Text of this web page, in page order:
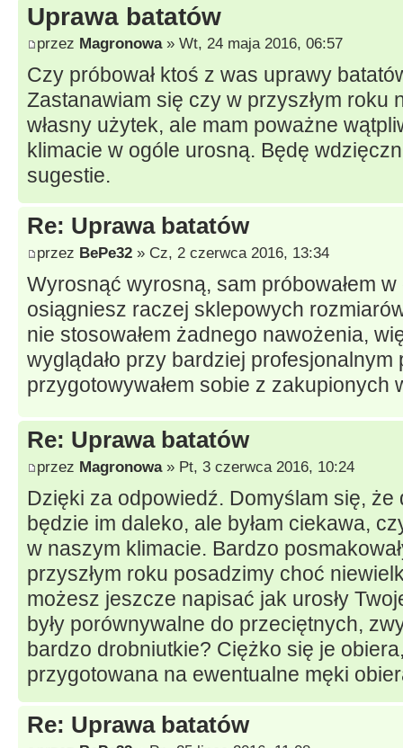
Uprawa batatów
przez Magronowa» Wt, 24 maja 2016, 06:57
Czy próbował ktoś z was uprawy
Zastanawiam się czy w przyszłym roku
własny użytek, ale mam poważne
klimacie w ogóle urosną. Będę
sugestie.
Re: Uprawa batatów
przez BePe32 » Cz, 2 czerwca 2016, 13:34
Wyrosnąć wyrosną, sam próbowałem
osiągniesz raczej sklepowych
nie stosowałem żadnego nawożenia,
wyglądało przy bardziej
przygotowywałem sobie z zakupionych
Re: Uprawa batatów
przez Magronowa» Pt, 3 czerwca 2016, 10:24
Dzięki za odpowiedź. Domyślam się,
będzie im daleko, ale byłam ciekawa,
w naszym klimacie. Bardzo
przyszłym roku posadzimy choć
możesz jeszcze napisać jak urosły
były porównywalne do przeciętnych,
bardzo drobniutkie? Ciężko się je
przygotowana na ewentualne męki
Re: Uprawa batatów